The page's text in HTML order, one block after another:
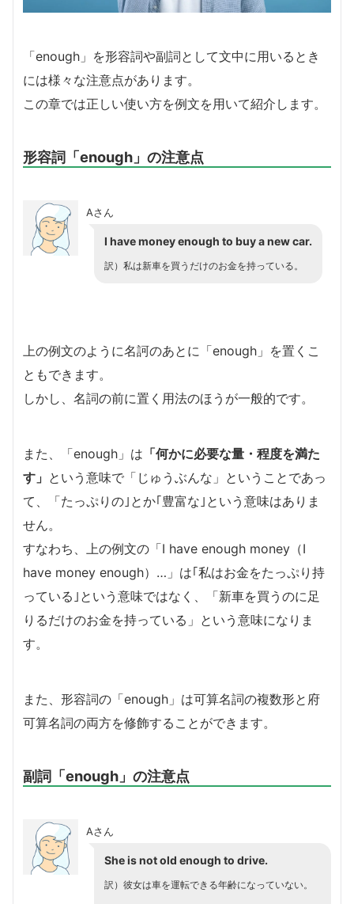
「enough」を形容詞や副詞として文中に用いるとき
には様々な注意点があります。
この章では正しい使い方を例文を用いて紹介します。
形容詞「enough」の注意点
Aさん
I have money enough to buy a new car.
訳）私は新車を買うだけのお金を持っている。
上の例文のように名訶のあとに「enough」を置くこ
ともできます。
しかし、名詞の前に置く用法のほうが一般的です。
また、「enough」は 「何かに必要な量・程度を満た
す」 という意味で「じゅうぶんな」ということであっ
て、「たっぷりの｣とか｢豊富な｣という意味はありま
せん。
すなわち、上の例文の「I have enough money（I
have money enough）…」は｢私はお金をたっぷり持
っている｣という意味ではなく、「新車を買うのに足
りるだけのお金を持っている」という意味になりま
す。
また、形容詞の「enough」は可算名詞の複数形と府
可算名詞の両方を修飾することができます。
副詞「enough」の注意点
Aさん
She is not old enough to drive.
訳）彼女は車を運転できる年齢になっていない。